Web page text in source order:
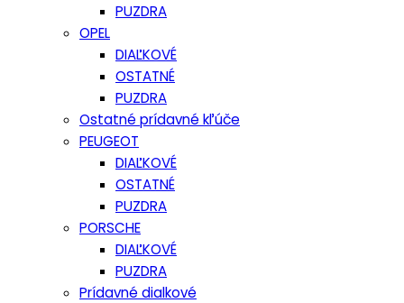
PUZDRA
OPEL
DIAĽKOVÉ
OSTATNÉ
PUZDRA
Ostatné prídavné kľúče
PEUGEOT
DIAĽKOVÉ
OSTATNÉ
PUZDRA
PORSCHE
DIAĽKOVÉ
PUZDRA
Prídavné dialkové